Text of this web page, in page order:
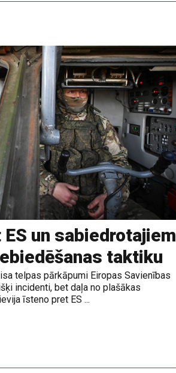
un sabiedrotajiem
taktiku
telpas pārkāpumi Eiropas Savienības
incidenti, bet daļa no plašākas
īsteno pret ES ...